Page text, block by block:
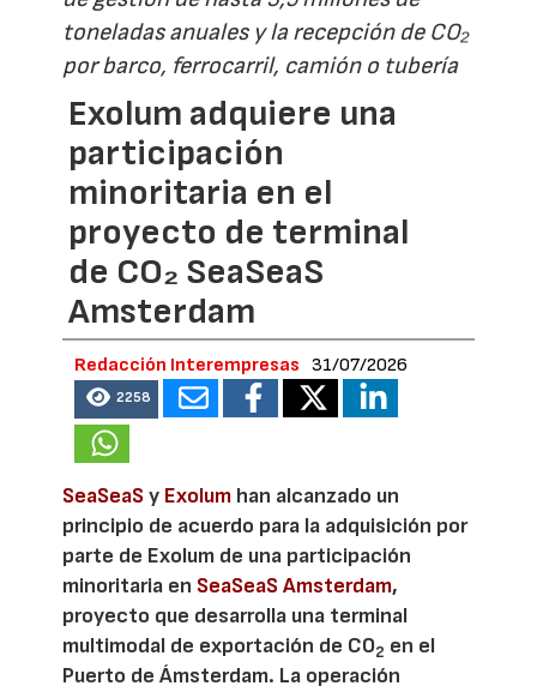
toneladas anuales y la recepción de CO₂
por barco, ferrocarril, camión o tubería
Exolum adquiere una
participación
minoritaria en el
proyecto de terminal
de CO₂ SeaSeaS
Amsterdam
Redacción Interempresas 31/07/2026
2258
SeaSeaSy Exolum han alcanzado un
principio de acuerdo para la adquisición por
parte de Exolum de una participación
minoritaria en SeaSeaS Amsterdam,
proyecto que desarrolla una terminal
multimodal de exportación de CO2 en el
Puerto de Ámsterdam. La operación